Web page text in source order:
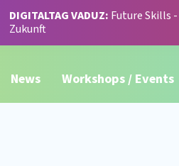
DIGITALTAG VADUZ: Future Skills
Zukunft
News Workshops / Events